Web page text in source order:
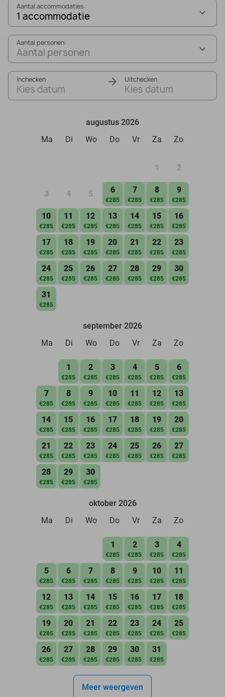
Aantal accommodaties:
1 accommodatie
Aantal personen:
Aantal personen
Inchecken
Kies datum
Uitchecken
Kies datum
augustus 2026
Ma
Di Wo Do Vr Za Zo
1 2
3 4 5 6
€285
7
€285
8
€285
9
€285
10
€285
11
€285
12
€285
13
€285
14
€285
15
€285
16
€285
17
€285
18
€285
19
€285
20
€285
21
€285
22
€285
23
€285
24
€285
25
€285
26
€285
27
€285
28
€285
29
€285
30
€285
31
€285
september 2026
Ma
Di Wo Do Vr Za Zo
1
€285
2
€285
3
€285
4
€285
5
€285
6
€285
7
€285
8
€285
9
€285
10
€285
11
€285
12
€285
13
€285
14
€285
15
€285
16
€285
17
€285
18
€285
19
€285
20
€285
21
€285
22
€285
23
€285
24
€285
25
€285
26
€285
27
€285
28
€285
29
€285
30
€285
oktober 2026
Ma
Di Wo Do Vr Za Zo
1
€285
2
€285
3
€285
4
€285
5
€285
6
€285
7
€285
8
€285
9
€285
10
€285
11
€285
12
€285
13
€285
14
€285
15
€285
16
€285
17
€285
18
€285
19
€285
20
€285
21
€285
22
€285
23
€285
24
€285
25
€285
26
€285
27
€285
28
€285
29
€285
30
€285
31
€285
Meer weergeven